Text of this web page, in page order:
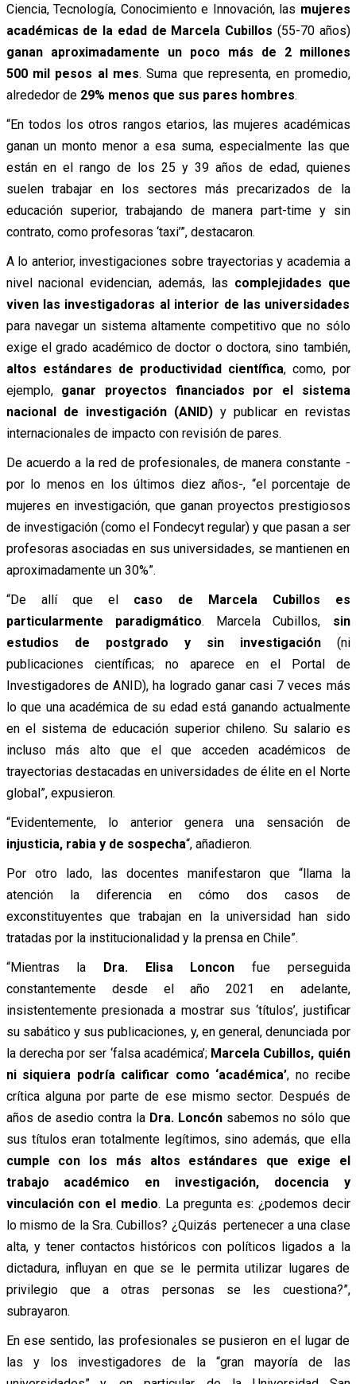
Ciencia, Tecnología, Conocimiento e Innovación, las mujeres
académicas de la edad de Marcela Cubillos (55-70 años)
ganan aproximadamente un poco más de 2 millones
500 mil pesos al mes. Suma que representa, en promedio,
alrededor de29% menos que sus pares hombres.
“En todos los otros rangos etarios, las mujeres académicas
ganan un monto menor a esa suma, especialmente las que
están en el rango de los 25 y 39 años de edad, quienes
suelen trabajar en los sectores más precarizados de la
educación superior, trabajando de manera part-time y sin
contrato, como profesoras ‘taxi’”, destacaron.
A lo anterior, investigaciones sobre trayectorias y academia a
nivel nacional evidencian, además, las complejidades que
viven las investigadoras al interior de las universidades
para navegar un sistema altamente competitivo que no sólo
exige el grado académico de doctor o doctora, sino también,
altos estándares de productividad científica, como, por
ejemplo,ganar proyectos financiados por el sistema
nacional de investigación (ANID)y publicar en revistas
internacionales de impacto con revisión de pares.
De acuerdo a la red de profesionales, de manera constante -
por lo menos en los últimos diez años-, “el porcentaje de
mujeres en investigación, que ganan proyectos prestigiosos
de investigación (como el Fondecyt regular) y que pasan a ser
profesoras asociadas en sus universidades, se mantienen en
aproximadamente un 30%”.
“De allí que el caso de Marcela Cubillos es
particularmente paradigmático. Marcela Cubillos, sin
estudios de postgrado y sin investigación(ni
publicaciones científicas; no aparece en el Portal de
Investigadores de ANID), ha logrado ganar casi 7 veces más
lo que una académica de su edad está ganando actualmente
en el sistema de educación superior chileno. Su salario es
incluso más alto que el que acceden académicos de
trayectorias destacadas en universidades de élite en el Norte
global”, expusieron.
“Evidentemente, lo anterior genera una sensación de
injusticia, rabia y de sospecha“, añadieron.
Por otro lado, las docentes manifestaron que “llama la
atención la diferencia en cómo dos casos de
exconstituyentes que trabajan en la universidad han sido
tratadas por la institucionalidad y la prensa en Chile”.
“Mientras la Dra. Elisa Loncon fue perseguida
constantemente desde el año 2021 en adelante,
insistentemente presionada a mostrar sus ‘títulos’, justificar
su sabático y sus publicaciones, y, en general, denunciada por
la derecha por ser ‘falsa académica’; Marcela Cubillos, quién
ni siquiera podría calificar como ‘académica’, no recibe
crítica alguna por parte de ese mismo sector. Después de
años de asedio contra la Dra. Loncón sabemos no sólo que
sus títulos eran totalmente legítimos, sino además, que ella
cumple con los más altos estándares que exige el
trabajo académico en investigación, docencia y
vinculación con el medio. La pregunta es: ¿podemos decir
lo mismo de la Sra. Cubillos? ¿Quizás pertenecer a una clase
alta, y tener contactos históricos con políticos ligados a la
dictadura, influyan en que se le permita utilizar lugares de
privilegio que a otras personas se les cuestiona?”,
subrayaron.
En ese sentido, las profesionales se pusieron en el lugar de
las y los investigadores de la “gran mayoría de las